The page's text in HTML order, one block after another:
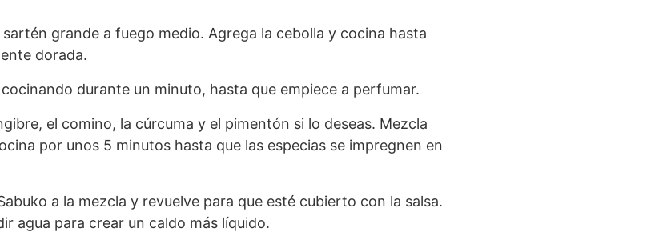
grande a fuego medio. Agrega la cebolla y cocina hasta
dorada.
durante un minuto, hasta que empiece a perfumar.
el comino, la cúrcuma y el pimentón si lo deseas. Mezcla
por unos 5 minutos hasta que las especias se impregnen en
a la mezcla y revuelve para que esté cubierto con la salsa.
agua para crear un caldo más líquido.